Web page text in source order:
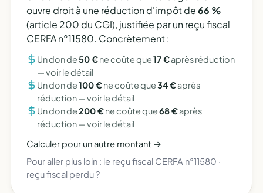
ouvre droit à une réduction d'impôt de66 %
(article 200 du CGI), justifiée par un reçu fiscal
CERFA n°11580. Concrètement :
Un don de50 €ne coûte que17 €après réduction
—voir le détail
Un don de100 €ne coûte que34 €après
réduction —voir le détail
Un don de200 €ne coûte que68 €après
réduction —voir le détail
Calculer pour un autre montant →
Pour aller plus loin : le reçu fiscal CERFA n°11580 ·
reçu fiscal perdu ?